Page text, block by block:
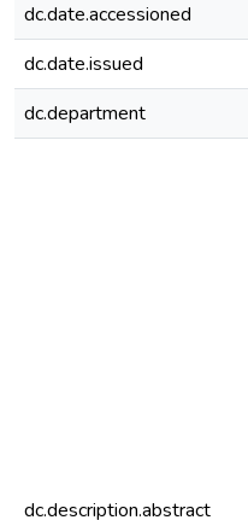
dc.date.accessioned
dc.date.issued
dc.department
dc.description.abstract